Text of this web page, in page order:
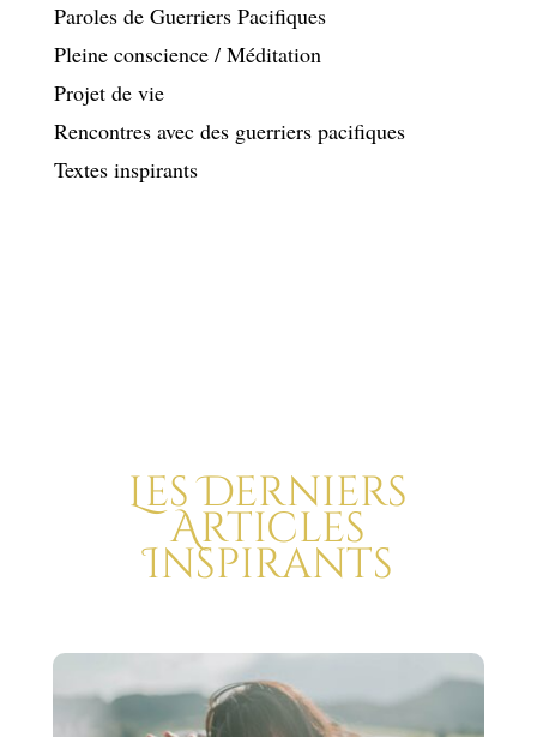
Paroles de Guerriers Pacifiques
Pleine conscience / Méditation
Projet de vie
Rencontres avec des guerriers pacifiques
Textes inspirants
Les Derniers
Articles
Inspirants